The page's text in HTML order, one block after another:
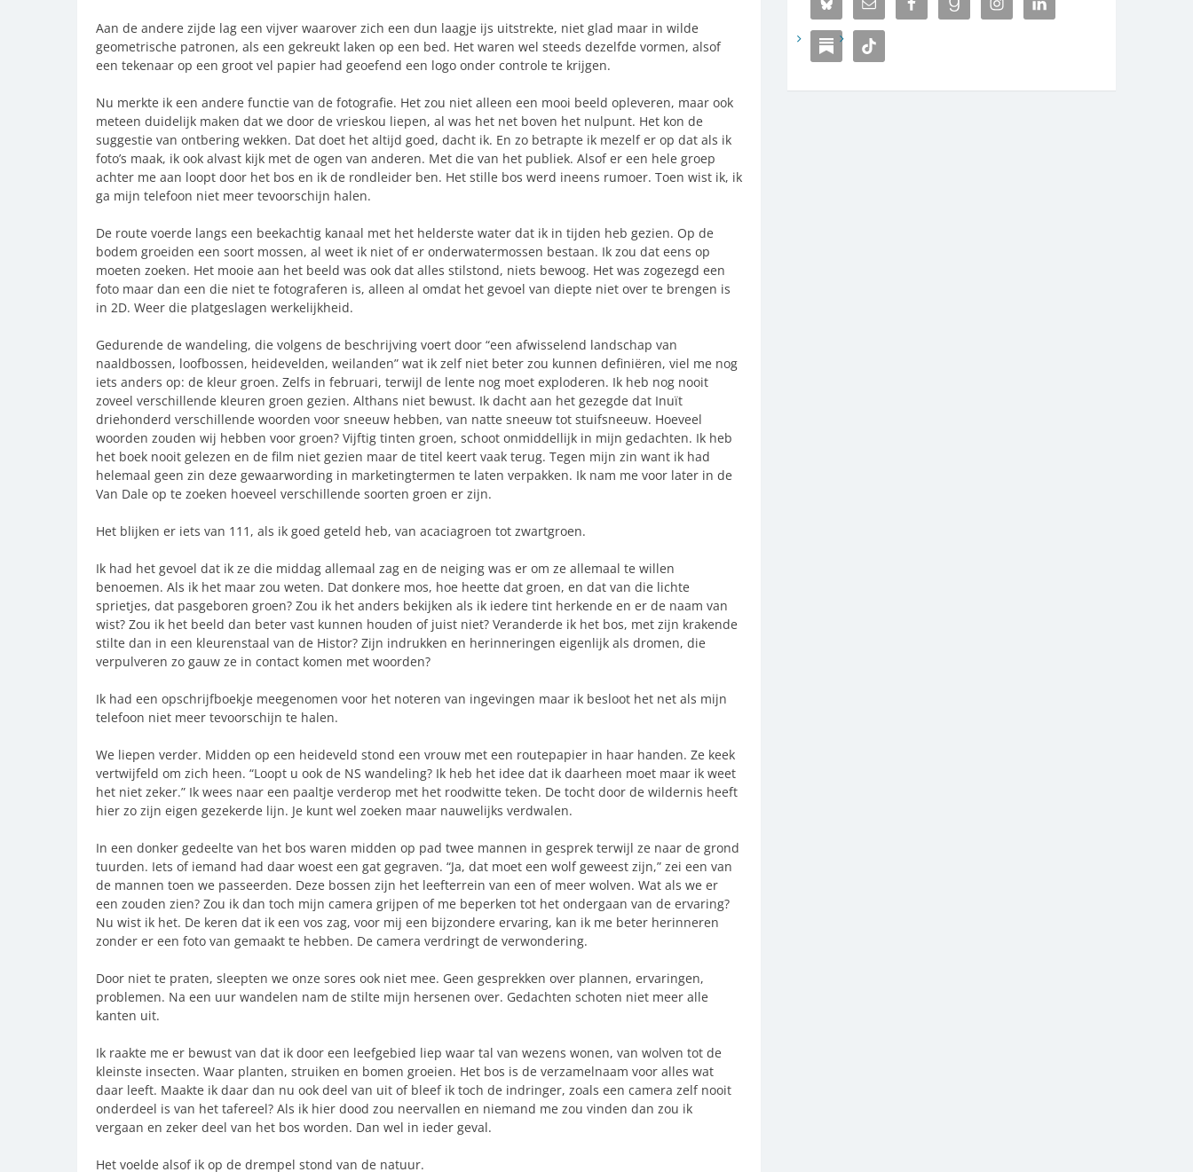
Aan de andere zijde lag een vijver waarover zich een dun laagje ijs uitstrekte, niet glad maar in wilde
geometrische patronen, als een gekreukt laken op een bed. Het waren wel steeds dezelfde vormen, alsof
een tekenaar op een groot vel papier had geoefend een logo onder controle te krijgen.
Nu merkte ik een andere functie van de fotografie. Het zou niet alleen een mooi beeld opleveren, maar ook
meteen duidelijk maken dat we door de vrieskou liepen, al was het net boven het nulpunt. Het kon de
suggestie van ontbering wekken. Dat doet het altijd goed, dacht ik. En zo betrapte ik mezelf er op dat als ik
foto’s maak, ik ook alvast kijk met de ogen van anderen. Met die van het publiek. Alsof er een hele groep
achter me aan loopt door het bos en ik de rondleider ben. Het stille bos werd ineens rumoer. Toen wist ik, ik
ga mijn telefoon niet meer tevoorschijn halen.
De route voerde langs een beekachtig kanaal met het helderste water dat ik in tijden heb gezien. Op de
bodem groeiden een soort mossen, al weet ik niet of er onderwatermossen bestaan. Ik zou dat eens op
moeten zoeken. Het mooie aan het beeld was ook dat alles stilstond, niets bewoog. Het was zogezegd een
foto maar dan een die niet te fotograferen is, alleen al omdat het gevoel van diepte niet over te brengen is
in 2D. Weer die platgeslagen werkelijkheid.
Gedurende de wandeling, die volgens de beschrijving voert door “een afwisselend landschap van
naaldbossen, loofbossen, heidevelden, weilanden” wat ik zelf niet beter zou kunnen definiëren, viel me nog
iets anders op: de kleur groen. Zelfs in februari, terwijl de lente nog moet exploderen. Ik heb nog nooit
zoveel verschillende kleuren groen gezien. Althans niet bewust. Ik dacht aan het gezegde dat Inuït
driehonderd verschillende woorden voor sneeuw hebben, van natte sneeuw tot stuifsneeuw. Hoeveel
woorden zouden wij hebben voor groen? Vijftig tinten groen, schoot onmiddellijk in mijn gedachten. Ik heb
het boek nooit gelezen en de film niet gezien maar de titel keert vaak terug. Tegen mijn zin want ik had
helemaal geen zin deze gewaarwording in marketingtermen te laten verpakken. Ik nam me voor later in de
Van Dale op te zoeken hoeveel verschillende soorten groen er zijn.
Het blijken er iets van 111, als ik goed geteld heb, van acaciagroen tot zwartgroen.
Ik had het gevoel dat ik ze die middag allemaal zag en de neiging was er om ze allemaal te willen
benoemen. Als ik het maar zou weten. Dat donkere mos, hoe heette dat groen, en dat van die lichte
sprietjes, dat pasgeboren groen? Zou ik het anders bekijken als ik iedere tint herkende en er de naam van
wist? Zou ik het beeld dan beter vast kunnen houden of juist niet? Veranderde ik het bos, met zijn krakende
stilte dan in een kleurenstaal van de Histor? Zijn indrukken en herinneringen eigenlijk als dromen, die
verpulveren zo gauw ze in contact komen met woorden?
Ik had een opschrijfboekje meegenomen voor het noteren van ingevingen maar ik besloot het net als mijn
telefoon niet meer tevoorschijn te halen.
We liepen verder. Midden op een heideveld stond een vrouw met een routepapier in haar handen. Ze keek
vertwijfeld om zich heen. “Loopt u ook de NS wandeling? Ik heb het idee dat ik daarheen moet maar ik weet
het niet zeker.” Ik wees naar een paaltje verderop met het roodwitte teken. De tocht door de wildernis heeft
hier zo zijn eigen gezekerde lijn. Je kunt wel zoeken maar nauwelijks verdwalen.
In een donker gedeelte van het bos waren midden op pad twee mannen in gesprek terwijl ze naar de grond
tuurden. Iets of iemand had daar woest een gat gegraven. “Ja, dat moet een wolf geweest zijn,” zei een van
de mannen toen we passeerden. Deze bossen zijn het leefterrein van een of meer wolven. Wat als we er
een zouden zien? Zou ik dan toch mijn camera grijpen of me beperken tot het ondergaan van de ervaring?
Nu wist ik het. De keren dat ik een vos zag, voor mij een bijzondere ervaring, kan ik me beter herinneren
zonder er een foto van gemaakt te hebben. De camera verdringt de verwondering.
Door niet te praten, sleepten we onze sores ook niet mee. Geen gesprekken over plannen, ervaringen,
problemen. Na een uur wandelen nam de stilte mijn hersenen over. Gedachten schoten niet meer alle
kanten uit.
Ik raakte me er bewust van dat ik door een leefgebied liep waar tal van wezens wonen, van wolven tot de
kleinste insecten. Waar planten, struiken en bomen groeien. Het bos is de verzamelnaam voor alles wat
daar leeft. Maakte ik daar dan nu ook deel van uit of bleef ik toch de indringer, zoals een camera zelf nooit
onderdeel is van het tafereel? Als ik hier dood zou neervallen en niemand me zou vinden dan zou ik
vergaan en zeker deel van het bos worden. Dan wel in ieder geval.
Het voelde alsof ik op de drempel stond van de natuur.